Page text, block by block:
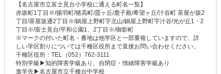
【名古屋市立富士見台小学校に通える町名一覧】
赤坂町1丁目※/揚羽町/猪高町/霞ヶ丘/鹿子殿/希望ヶ丘/汁谷町 茶屋が坂2
丁目/茶屋坂通2丁目※/鍋屋上野町字北山/鍋屋上野町字汁谷/光が丘1・2
丁目※/富士見台/平和公園1、2丁目※/御影町
※マークの付いた町名・番地は他学区と一部重複していますので、詳
しい学区割りについては千種区役所まで直接お問い合わせください。
千種区役所：TEL（052）762-3111
特別学級▶知的障害学級あり、自閉症・情緒障害学級あり
進学先▶名古屋市立千種台中学校